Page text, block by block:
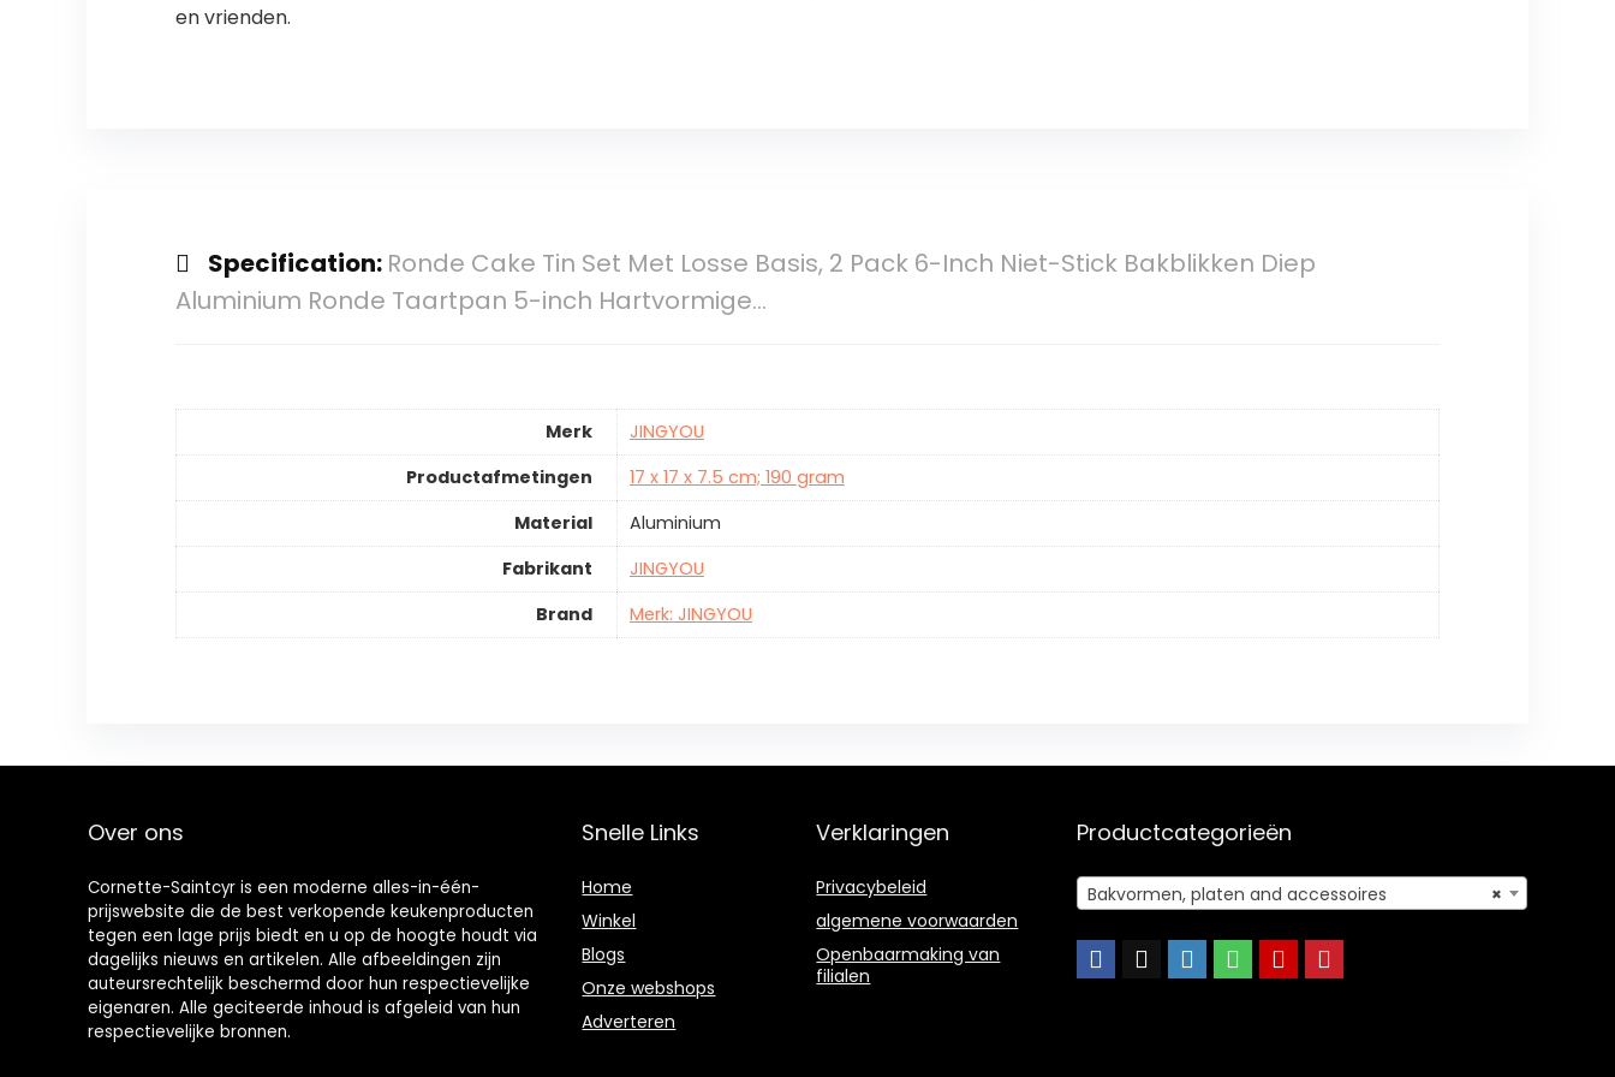
en vrienden.
Specification: Ronde Cake Tin Set Met Losse Basis, 2 Pack 6-Inch Niet-Stick Bakblikken Diep
Aluminium Ronde Taartpan 5-inch Hartvormige…
Merk
JINGYOU
Productafmetingen
17 x 17 x 7.5 cm; 190 gram
Material
Aluminium
Fabrikant
JINGYOU
Brand
Merk: JINGYOU
Over ons
Cornette-Saintcyr is een moderne alles-in-één-
prijswebsite die de best verkopende keukenproducten
tegen een lage prijs biedt en u op de hoogte houdt via
dagelijks nieuws en artikelen. Alle afbeeldingen zijn
auteursrechtelijk beschermd door hun respectievelijke
eigenaren. Alle geciteerde inhoud is afgeleid van hun
respectievelijke bronnen.
Snelle Links
Home
Winkel
Blogs
Onze webshops
Adverteren
Verklaringen
Privacybeleid
algemene voorwaarden
Openbaarmaking van
filialen
Productcategorieën
×
Bakvormen, platen and accessoires